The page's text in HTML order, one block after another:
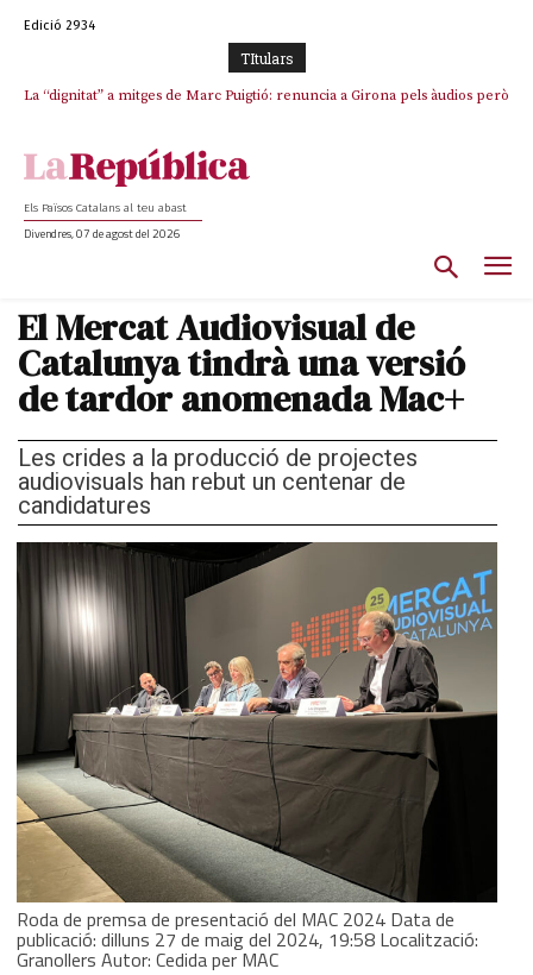
Edició 2934
TItulars
La “dignitat” a mitges de Marc Puigtió: renuncia a Girona pels àudios però
Junts exigeix que Catalunya quedi “fora” del repartiment dels menors
Els Països Catalans al teu abast
Divendres, 07 de agost del 2026
El Mercat Audiovisual de
Catalunya tindrà una versió
de tardor anomenada Mac+
Les crides a la producció de projectes
audiovisuals han rebut un centenar de
candidatures
Roda de premsa de presentació del MAC 2024 Data de
publicació: dilluns 27 de maig del 2024, 19:58 Localització:
Granollers Autor: Cedida per MAC